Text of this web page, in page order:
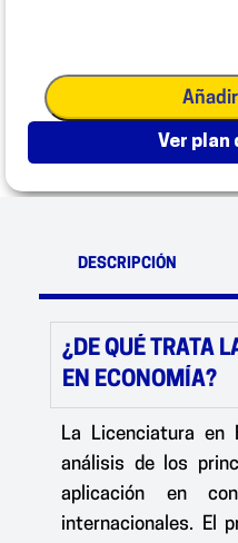
ver
DESCRIPCIÓN
¿DE QUÉ TRATA
EN ECONOMÍA?
La Licenciatura en
análisis de los
aplicación en
internacionales. El